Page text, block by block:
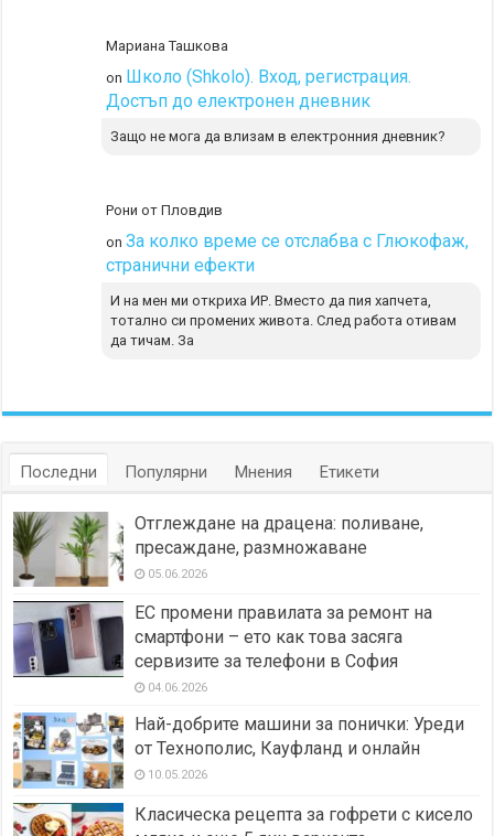
Мариана Ташкова
on Школо (Shkolo). Вход, регистрация.
Достъп до електронен дневник
Защо не мога да влизам в електронния дневник?
Рони от Пловдив
onЗа колко време се отслабва с Глюкофаж,
странични ефекти
И на мен ми откриха ИР. Вместо да пия хапчета,
тотално си промених живота. След работа отивам
да тичам. За
Последни Популярни Мнения Етикети
Отглеждане на драцена: поливане,
пресаждане, размножаване
05.06.2026
ЕС промени правилата за ремонт на
смартфони – ето как това засяга
сервизите за телефони в София
04.06.2026
Най-добрите машини за понички: Уреди
от Технополис, Кауфланд и онлайн
10.05.2026
Класическа рецепта за гофрети с кисело